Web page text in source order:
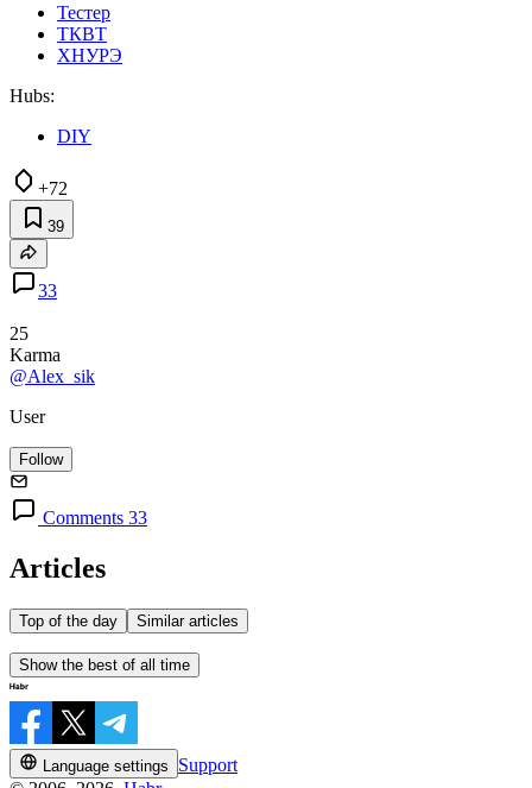
Тестер
ТКВТ
ХНУРЭ
Hubs:
DIY
+72
39
33
25
Karma
@Alex_sik
User
Follow
Comments 33
Articles
Top of the day Similar articles
Show the best of all time
Language settings
Support